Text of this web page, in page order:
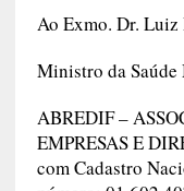
Ao Exmo. Dr.
Ministro da
ABREDIF –
EMPRESAS E
com Cadastro